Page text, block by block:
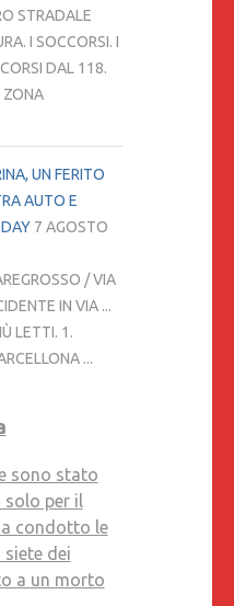
STRADALE
I SOCCORSI. I
DAL 118.
ZONA
UN FERITO
AUTO E
7 AGOSTO
/ VIA
IN VIA ...
LETTI. 1.
...
sono stato
per il
condotto le
dei
a un morto